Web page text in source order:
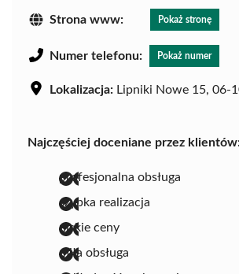
Strona www: Pokaż stronę
Numer telefonu: Pokaż numer
Lokalizacja: Lipniki Nowe 15, 06-
Najczęściej doceniane przez
profesjonalna obsługa
szybka realizacja
niskie ceny
miła obsługa